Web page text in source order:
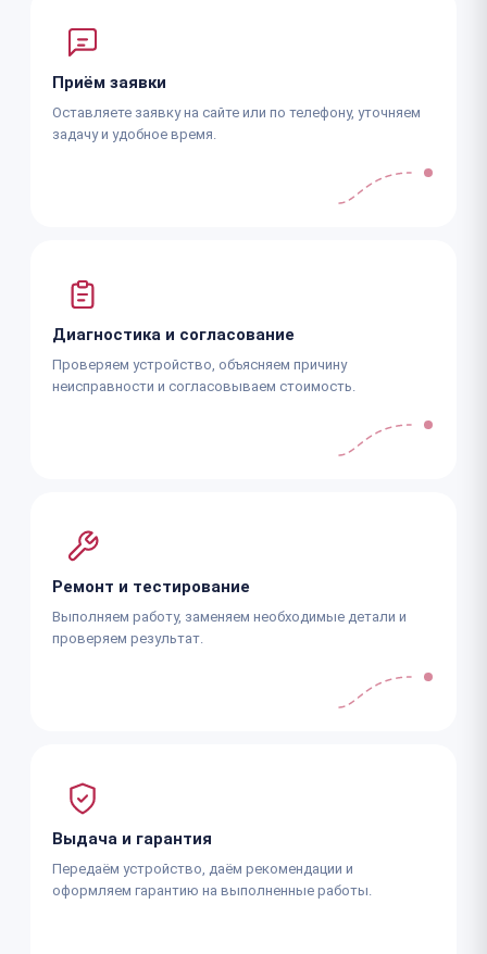
Приём заявки
Оставляете заявку на сайте или по телефону, уточняем
задачу и удобное время.
Диагностика и согласование
Проверяем устройство, объясняем причину
неисправности и согласовываем стоимость.
Ремонт и тестирование
Выполняем работу, заменяем необходимые детали и
проверяем результат.
Выдача и гарантия
Передаём устройство, даём рекомендации и
оформляем гарантию на выполненные работы.